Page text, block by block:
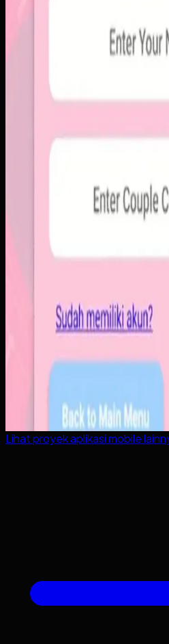
Kami membangun aplikasi
ringkas, notifikasi cepat, dan
rapi. Sistemnya dirancang untuk
lebih personal tanpa membawa
Lihat proyekaplikasi mobile